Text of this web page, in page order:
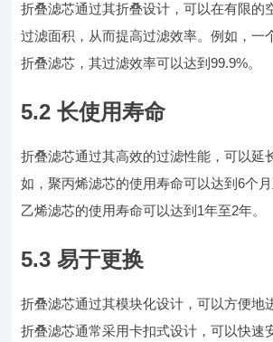
折叠滤芯通过其折叠设计，可以在有限的
过滤面积，从而提高过滤效率。例如，一
折叠滤芯，其过滤效率可以达到99.9%。
5.2 长使用寿命
折叠滤芯通过其高效的过滤性能，可以延
如，聚丙烯滤芯的使用寿命可以达到6个
乙烯滤芯的使用寿命可以达到1年至2年。
5.3 易于更换
折叠滤芯通过其模块化设计，可以方便地
折叠滤芯通常采用卡扣式设计，可以快速